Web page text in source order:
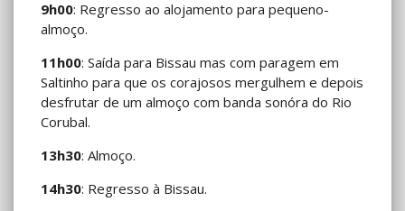
9h00: Regresso ao alojamento para pequeno-
almoço.
11h00: Saída para Bissau mas com paragem em
Saltinho para que os corajosos mergulhem e depois
desfrutar de um almoço com banda sonóra do Rio
Corubal.
13h30: Almoço.
14h30: Regresso à Bissau.